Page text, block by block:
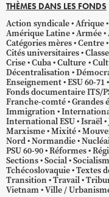
THÈMES DANS LES FONDS
Action syndicale Afrique
Amérique Latine Armée
Catégories mères Centre
Cités universitaires
Crise Cuba Culture
Décentralisation
Enseignement ESU 60-71
Fonds documentaire ITS/
Franche-comté Grandes
Immigration
International ESU Israël
Marxisme Mixité
Nord Normandie
PSU 60-90 Réformes
Sections Social
Tchécoslovaquie Textes
Transition Travail
Vietnam Ville /